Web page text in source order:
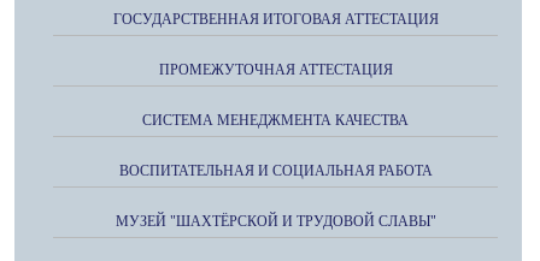
ГОСУДАРСТВЕННАЯ ИТОГОВАЯ АТТЕСТАЦИЯ
ПРОМЕЖУТОЧНАЯ АТТЕСТАЦИЯ
СИСТЕМА МЕНЕДЖМЕНТА КАЧЕСТВА
ВОСПИТАТЕЛЬНАЯ И СОЦИАЛЬНАЯ РАБОТА
МУЗЕЙ "ШАХТЁРСКОЙ И ТРУДОВОЙ СЛАВЫ"